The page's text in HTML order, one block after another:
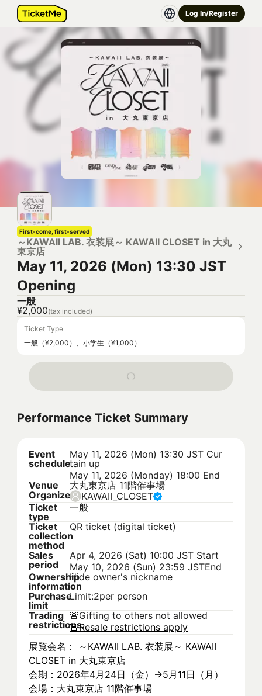
Log In/Register
First-come, first-served
～KAWAII LAB. 衣装展～ KAWAII CLOSET in 大丸
東京店
May 11, 2026 (Mon) 13:30 JST
Opening
一般
¥2,000(tax included)
Ticket Type
一般（¥2,000）、小学生（¥1,000）
Performance Ticket Summary
Event
schedule
May 11, 2026 (Mon) 13:30 JST Cur
tain up
May 11, 2026 (Monday) 18:00 End
Venue
大丸東京店 11階催事場
Organizer KAWAII_CLOSET
Ticket
type
一般
Ticket
collection
method
QR ticket (digital ticket)
Sales
period
Apr 4, 2026 (Sat) 10:00 JST Start
May 10, 2026 (Sun) 23:59 JSTEnd
Ownership
information
Hide owner's nickname
Purchase
limit
Limit:2per person
Trading
restrictions
🚨Gifting to others not allowed
🚨Resale restrictions apply
展覧会名： ～KAWAII LAB. 衣装展～ KAWAII
CLOSET in 大丸東京店
会期：2026年4月24日（金）→5月11日（月）
会場：大丸東京店 11階催事場